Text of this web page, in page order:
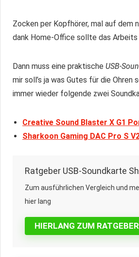
Zocken per Kopfhörer, mal auf dem
dank Home-Office sollte das
Dann muss eine praktische USB-
mir soll’s ja was Gutes für die
immer wieder folgende zwei
Creative Sound Blaster X G1
Sharkoon Gaming DAC Pro S
HIERLANG ZUM RATGEBER
Ratgeber USB-Soundkarte
Zum ausführlichen Vergleich und
hier lang